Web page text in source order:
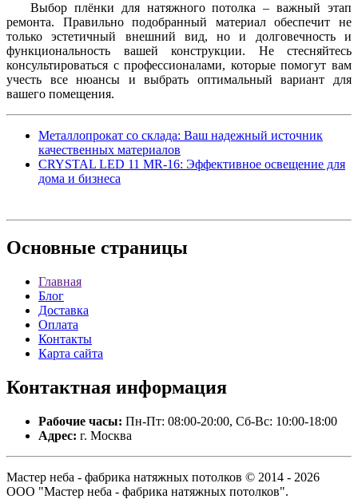
Выбор плёнки для натяжного потолка – важный этап
ремонта. Правильно подобранный материал обеспечит не
только эстетичный внешний вид, но и долговечность и
функциональность вашей конструкции. Не стесняйтесь
консультироваться с профессионалами, которые помогут вам
учесть все нюансы и выбрать оптимальный вариант для
вашего помещения.
Металлопрокат со склада: Ваш надежный источник
качественных материалов
CRYSTAL LED 11 MR-16: Эффективное освещение для
дома и бизнеса
Основные страницы
Главная
Блог
Доставка
Оплата
Контакты
Карта сайта
Контактная информация
Рабочие часы: Пн-Пт: 08:00-20:00, Сб-Вс: 10:00-18:00
Адрес: г. Москва
Мастер неба - фабрика натяжных потолков © 2014 - 2026
ООО "Мастер неба - фабрика натяжных потолков".